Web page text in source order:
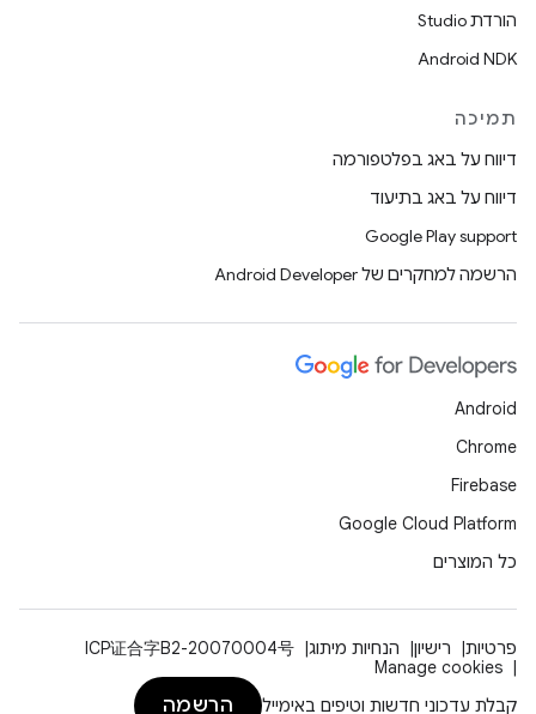
הורדת Studio
Android NDK
תמיכה
דיווח על באג בפלטפורמה
דיווח על באג בתיעוד
Google Play support
הרשמה למחקרים של Android Developer
Android
Chrome
Firebase
Google Cloud Platform
כל המוצרים
פרטיות רישיון הנחיות מיתוג
ICP证合字B2-20070004号
Manage cookies
קבלת עדכוני חדשות וטיפים באימייל
הרשמה